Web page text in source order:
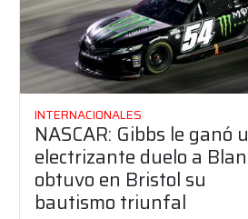
INTERNACIONALES
NASCAR: Gibbs le ganó
electrizante duelo a
obtuvo en Bristol su
bautismo triunfal